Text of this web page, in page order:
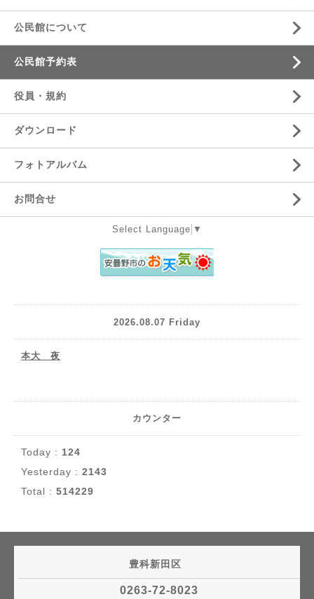
公民館について
公民館予約表
役員・規約
ダウンロード
フォトアルバム
お問合せ
Select Language ▼
2026.08.07 Friday
本大 夜
カウンター
Today : 124
Yesterday : 2143
Total : 514229
豊科新田区
0263-72-8023